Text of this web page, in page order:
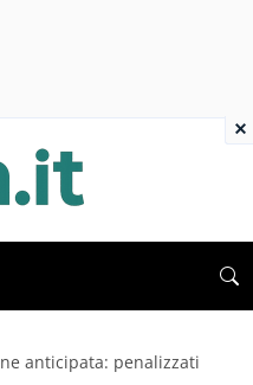
anticipata: penalizzati
×